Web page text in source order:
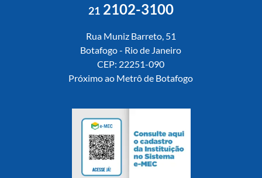
212102-3100
Rua Muniz Barreto, 51
Botafogo - Rio de Janeiro
CEP: 22251-090
Próximo ao Metrô de Botafogo